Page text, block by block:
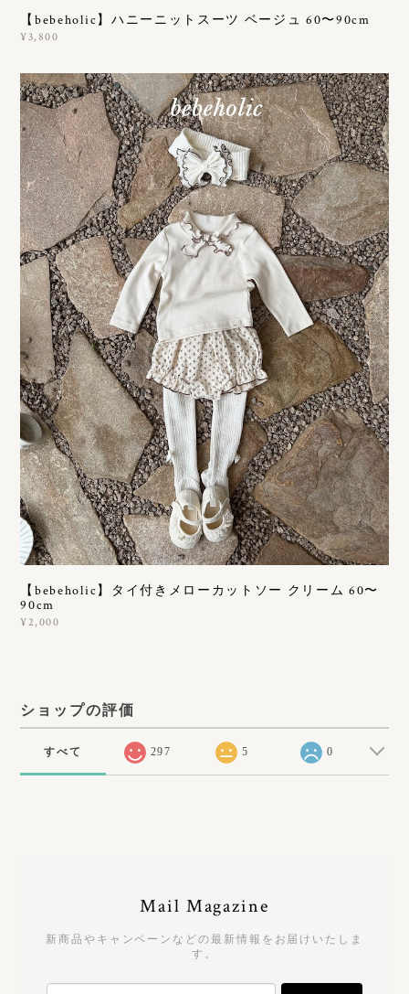
【bebeholic】ハニーニットスーツ ベージュ 60〜90cm
¥3,800
【bebeholic】タイ付きメローカットソー クリーム 60〜
90cm
¥2,000
ショップの評価
すべて 297 5 0
Mail Magazine
新商品やキャンペーンなどの最新情報をお届けいたしま
す。